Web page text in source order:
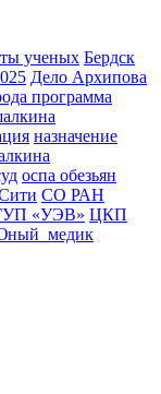
ученых Бердск
Дело Архипова
программа
назначение
оспа обезьян
СО РАН
«УЭВ» ЦКП